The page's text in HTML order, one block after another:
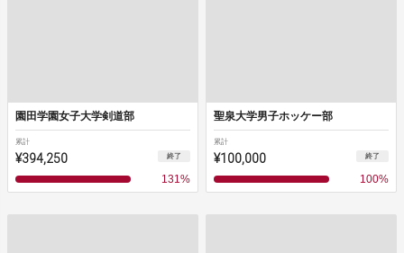
園田学園女子大学剣道部
累計
¥394,250 終了
131 %
聖泉大学男子ホッケー部
累計
¥100,000 終了
100%